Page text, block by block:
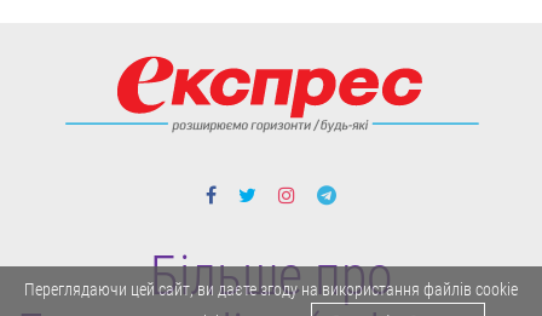
Більше про
Переглядаючи цей сайт, ви даєте згоду на використання файлів cookie